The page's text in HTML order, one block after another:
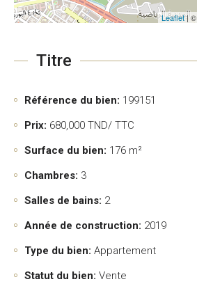
Leaflet| ©
Titre
Référence du bien: 199151
Prix: 680,000 TND/ TTC
Surface du bien: 176 m²
Chambres: 3
Salles de bains: 2
Année de construction: 2019
Type du bien: Appartement
Statut du bien: Vente